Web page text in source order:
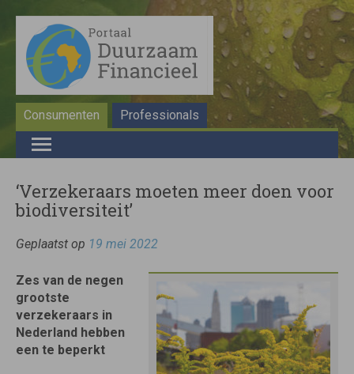
Consumenten Professionals
‘Verzekeraars moeten meer doen voor
biodiversiteit’
Geplaatst op 19 mei 2022
Zes van de negen
grootste
verzekeraars in
Nederland hebben
een te beperkt